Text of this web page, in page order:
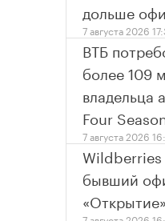
дольше
7 августа 2026
ВТБ
более 109
владельца
Four
7 августа 2026
бывший